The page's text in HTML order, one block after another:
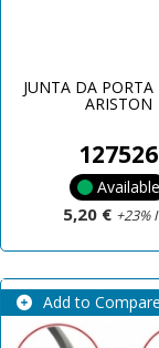
JUNTA DA PORTA
ARISTON
127526
Available
5,20 € +23%
Add to Compare